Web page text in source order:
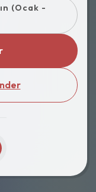
(Ocak -